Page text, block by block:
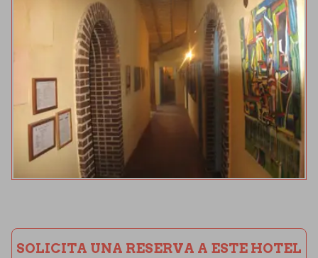
SOLICITA UNA RESERVA A ESTE HOTEL